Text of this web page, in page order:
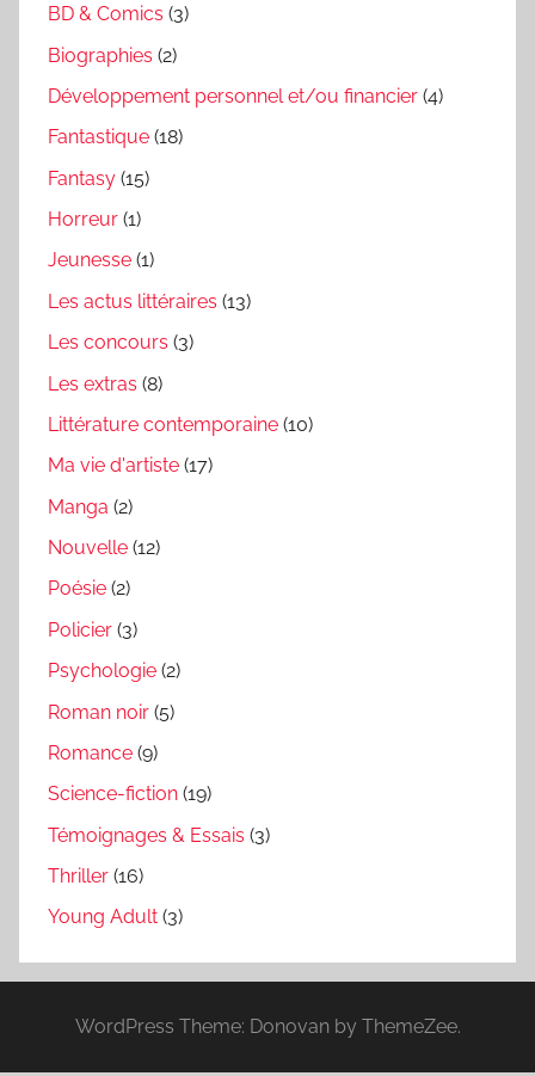
BD & Comics (3)
Biographies (2)
Développement personnel et/ou financier (4)
Fantastique (18)
Fantasy (15)
Horreur (1)
Jeunesse (1)
Les actus littéraires (13)
Les concours (3)
Les extras (8)
Littérature contemporaine (10)
Ma vie d'artiste (17)
Manga (2)
Nouvelle (12)
Poésie (2)
Policier (3)
Psychologie (2)
Roman noir (5)
Romance (9)
Science-fiction (19)
Témoignages & Essais (3)
Thriller (16)
Young Adult (3)
WordPress Theme: Donovan by ThemeZee.